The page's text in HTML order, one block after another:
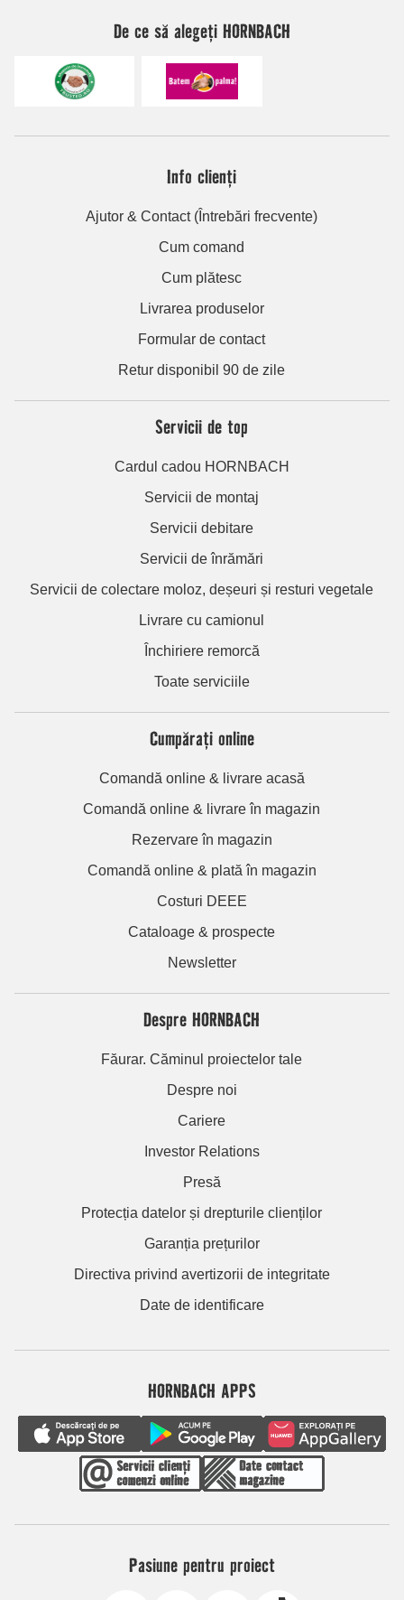
De ce să alegeți HORNBACH
Info clienți
Ajutor & Contact (Întrebări frecvente)
Cum comand
Cum plătesc
Livrarea produselor
Formular de contact
Retur disponibil 90 de zile
Servicii de top
Cardul cadou HORNBACH
Servicii de montaj
Servicii debitare
Servicii de înrămări
Servicii de colectare moloz, deșeuri și resturi vegetale
Livrare cu camionul
Închiriere remorcă
Toate serviciile
Cumpărați online
Comandă online & livrare acasă
Comandă online & livrare în magazin
Rezervare în magazin
Comandă online & plată în magazin
Costuri DEEE
Cataloage & prospecte
Newsletter
Despre HORNBACH
Făurar. Căminul proiectelor tale
Despre noi
Cariere
Investor Relations
Presă
Protecția datelor și drepturile clienților
Garanția prețurilor
Directiva privind avertizorii de integritate
Date de identificare
HORNBACH APPS
Pasiune pentru proiect